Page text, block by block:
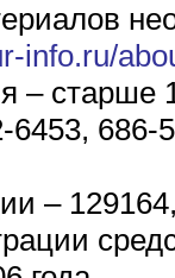
info.ru/
– старше
686-
–